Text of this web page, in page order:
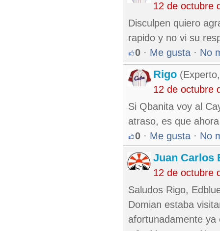
12 de octubre
Disculpen quiero
rapido y no vi su
0 · Me gusta · No
Rigo
12 de octubre
Si Qbanita voy al
atraso, es que
0 · Me gusta · No
Juan Carlos
12 de octubre
Saludos Rigo,
Domian estaba
afortunadamente